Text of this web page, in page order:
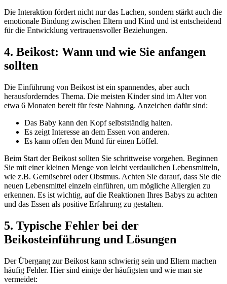
Die Interaktion fördert nicht nur das Lachen, sondern stärkt auch die
emotionale Bindung zwischen Eltern und Kind und ist entscheidend
für die Entwicklung vertrauensvoller Beziehungen.
4. Beikost: Wann und wie Sie anfangen
sollten
Die Einführung von Beikost ist ein spannendes, aber auch
herausforderndes Thema. Die meisten Kinder sind im Alter von
etwa 6 Monaten bereit für feste Nahrung. Anzeichen dafür sind:
Das Baby kann den Kopf selbstständig halten.
Es zeigt Interesse an dem Essen von anderen.
Es kann offen den Mund für einen Löffel.
Beim Start der Beikost sollten Sie schrittweise vorgehen. Beginnen
Sie mit einer kleinen Menge von leicht verdaulichen Lebensmitteln,
wie z.B. Gemüsebrei oder Obstmus. Achten Sie darauf, dass Sie die
neuen Lebensmittel einzeln einführen, um mögliche Allergien zu
erkennen. Es ist wichtig, auf die Reaktionen Ihres Babys zu achten
und das Essen als positive Erfahrung zu gestalten.
5. Typische Fehler bei der
Beikosteinführung und Lösungen
Der Übergang zur Beikost kann schwierig sein und Eltern machen
häufig Fehler. Hier sind einige der häufigsten und wie man sie
vermeidet: